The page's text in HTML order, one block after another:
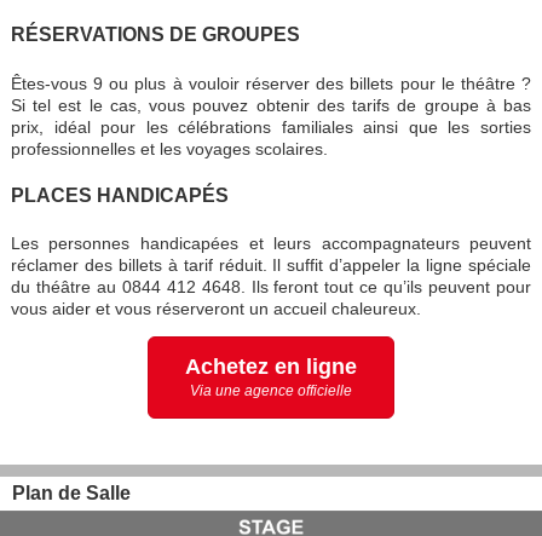
RÉSERVATIONS DE GROUPES
Êtes-vous 9 ou plus à vouloir réserver des billets pour le théâtre ?
Si tel est le cas, vous pouvez obtenir des tarifs de groupe à bas
prix, idéal pour les célébrations familiales ainsi que les sorties
professionnelles et les voyages scolaires.
PLACES HANDICAPÉS
Les personnes handicapées et leurs accompagnateurs peuvent
réclamer des billets à tarif réduit. Il suffit d’appeler la ligne spéciale
du théâtre au 0844 412 4648. Ils feront tout ce qu’ils peuvent pour
vous aider et vous réserveront un accueil chaleureux.
Achetez en ligne
Via une agence officielle
Plan de Salle